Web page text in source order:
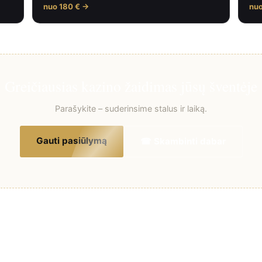
nuo 180 € →
Parašykite – suderinsime stalus ir laiką.
Gauti pasiūlymą